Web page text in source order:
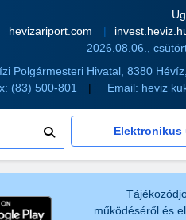
hevizariport.com
2026.08.06.,
Polgármesteri Hivatal, 8380
(83) 500-801 Email: heviz
Elektronikus
működéséről és